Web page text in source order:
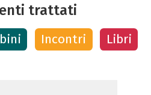
trattati
Incontri Libri